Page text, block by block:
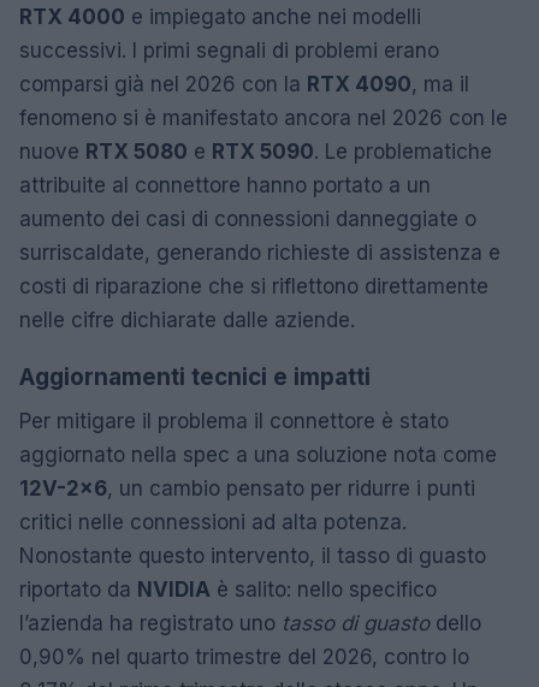
RTX 4000 e impiegato anche nei modelli
successivi. I primi segnali di problemi erano
comparsi già nel 2026 con la RTX 4090, ma il
fenomeno si è manifestato ancora nel 2026 con le
nuove RTX 5080 e RTX 5090. Le problematiche
attribuite al connettore hanno portato a un
aumento dei casi di connessioni danneggiate o
surriscaldate, generando richieste di assistenza e
costi di riparazione che si riflettono direttamente
nelle cifre dichiarate dalle aziende.
Aggiornamenti tecnici e impatti
Per mitigare il problema il connettore è stato
aggiornato nella spec a una soluzione nota come
12V-2×6, un cambio pensato per ridurre i punti
critici nelle connessioni ad alta potenza.
Nonostante questo intervento, il tasso di guasto
riportato da NVIDIA è salito: nello specifico
l’azienda ha registrato uno tasso di guastodello
0,90% nel quarto trimestre del 2026, contro lo